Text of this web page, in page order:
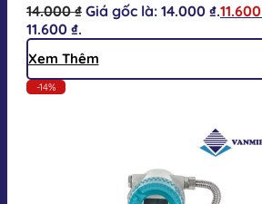
14.000₫ Giá gốc là: 14.000 ₫.11.600
11.600 ₫.
Xem Thêm
-14%